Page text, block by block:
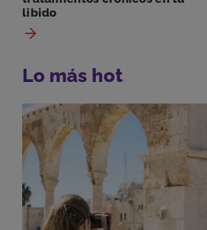
libido
Lo más hot